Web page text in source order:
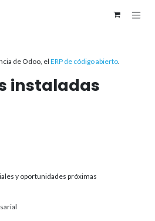
de Odoo, el ERP de código abierto
instaladas
y oportunidades próximas